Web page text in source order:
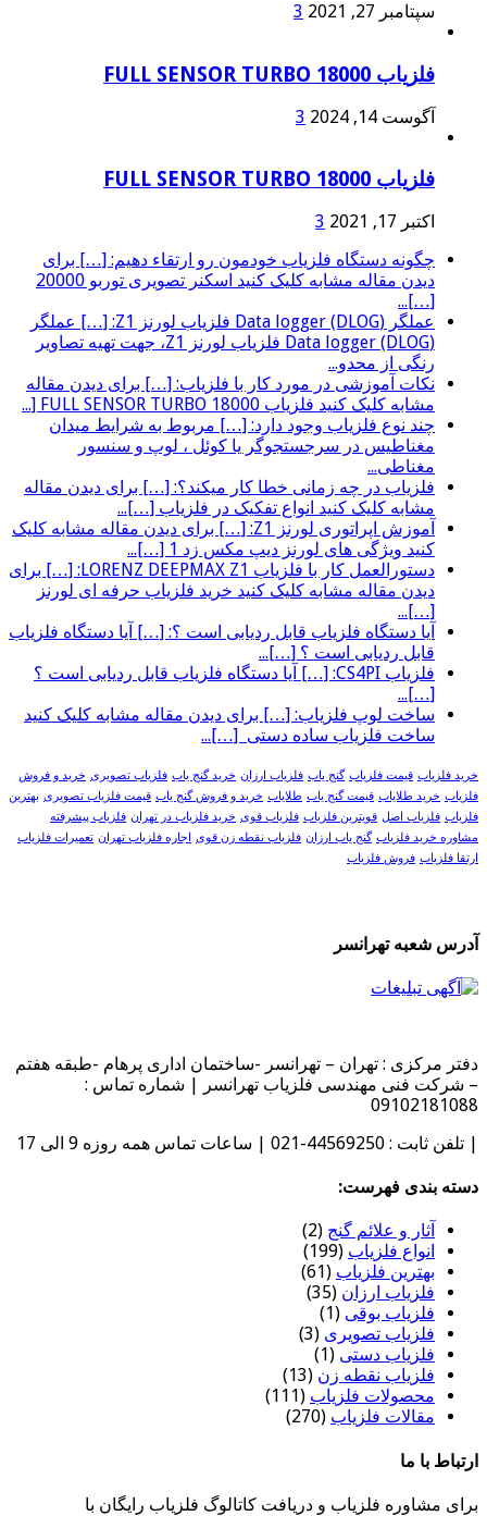
سپتامبر 27, 2021 3
فلزیاب FULL SENSOR TURBO 18000
آگوست 14, 2024 3
فلزیاب FULL SENSOR TURBO 18000
اکتبر 17, 2021
3
چگونه دستگاه فلزیاب خودمون رو ارتقاء دهیم: […] برای
دیدن مقاله مشابه کلیک کنید اسکنر تصویری توربو 20000
[…]...
عملگر (Data logger (DLOG فلزیاب لورنز Z1: […] عملگر
(Data logger (DLOG فلزیاب لورنز Z1، جهت تهیه تصاویر
رنگی از محدو...
نکات آموزشی در مورد کار با فلزیاب: […] برای دیدن مقاله
مشابه کلیک کنید فلزیاب FULL SENSOR TURBO 18000 [...
چند نوع فلزیاب وجود دارد: […] مربوط به شرایط میدان
مغناطیس در سرجستجوگر یا کوئل ، لوپ و سنسور
مغناطی...
فلزیاب در چه زمانی خطا کار میکند؟: […] برای دیدن مقاله
مشابه کلیک کنید انواع تفکیک در فلزیاب […]...
آموزش اپراتوری لورنز Z1: […] برای دیدن مقاله مشابه کلیک
کنید ویژگی های لورنز دیپ مکس زد 1 […]...
دستورالعمل کار با فلزیاب LORENZ DEEPMAX Z1: […] برای
دیدن مقاله مشابه کلیک کنید خرید فلزیاب حرفه ای لورنز
[…]...
آیا دستگاه فلزیاب قابل ردیابی است ؟: […] آیا دستگاه فلزیاب
قابل ردیابی است ؟ […]...
فلزیاب CS4PI: […] آیا دستگاه فلزیاب قابل ردیابی است ؟
[…]...
ساخت لوپ فلزیاب: […] برای دیدن مقاله مشابه کلیک کنید
ساخت فلزیاب ساده دستی […]...
خرید فلزیاب قیمت فلزیاب گنج یاب فلزیاب ارزان خرید گنج یاب فلزیاب تصویری خرید و فروش
فلزیاب خرید طلایاب قیمت گنج یاب طلایاب خرید و فروش گنج یاب قیمت فلزیاب تصویری بهترین
فلزیاب فلزیاب اصل قویترین فلزیاب فلزیاب قوی خرید فلزیاب در تهران فلزیاب پیشرفته
مشاوره خرید فلزیاب گنج یاب ارزان فلزیاب نقطه زن قوی اجاره فلزیاب تهران تعمیرات فلزیاب
ارتقا فلزیاب فروش فلزیاب
آدرس شعبه تهرانسر
دفتر مرکزی : تهران – تهرانسر -ساختمان اداری پرهام -طبقه هفتم
– شرکت فنی مهندسی فلزیاب تهرانسر | شماره تماس :
09102181088
| تلفن ثابت : 44569250-021 | ساعات تماس همه روزه 9 الی 17
دسته بندی فهرست:
آثار و علائم گنج (2)
انواع فلزیاب (199)
بهترین فلزیاب (61)
فلزیاب ارزان (35)
فلزیاب بوقی (1)
فلزیاب تصویری (3)
فلزیاب دستی (1)
فلزیاب نقطه زن (13)
محصولات فلزیاب (111)
مقالات فلزیاب (270)
ارتباط با ما
برای مشاوره فلزیاب و دریافت کاتالوگ فلزیاب رایگان با